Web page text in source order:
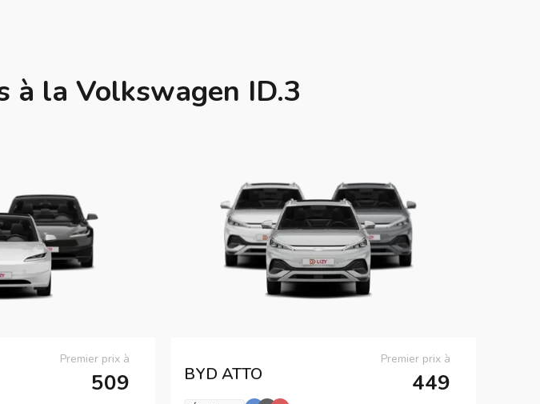
à la Volkswagen ID.3
Premier prix à
509 BYD ATTO
Premier prix à
449